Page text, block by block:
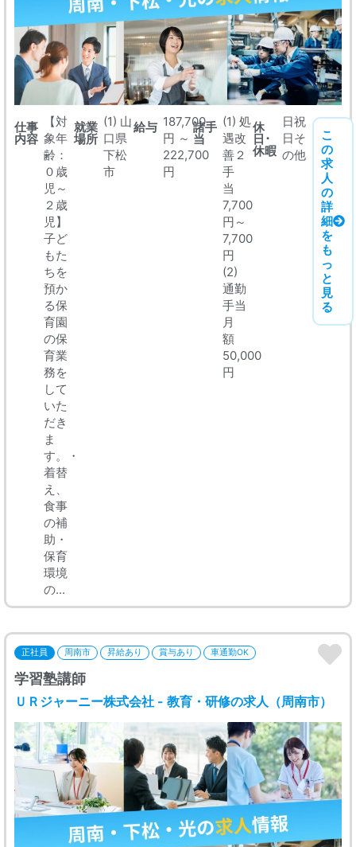
仕事
内容
【対
象年
齢：
０歳
児～
２歳
児】
子ど
もた
ちを
預か
る保
育園
の保
育業
務を
して
いた
だき
ま
す。・
着替
え、
食事
の補
助・
保育
環境
の...
就業
場所
(1) 山
口県
下松
市
給与 187,700
円 ～
222,700
円
諸手
当
(1) 処
遇改
善２
手
当
7,700
円～
7,700
円
(2)
通勤
手当
月
額
50,000
円
休
日･
休暇
日祝
日そ
の他
こ
の
求
人
の
詳
細
を
も
っ
と
見
る
正社員 周南市 昇給あり 賞与あり 車通勤OK
学習塾講師
ＵＲジャーニー株式会社 - 教育・研修の求人（周南市）